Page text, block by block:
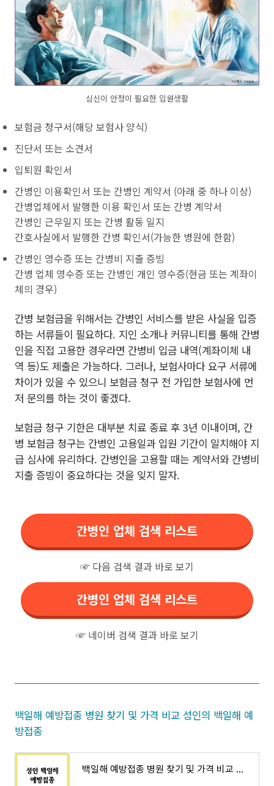
심신이 안정이 필요한 입원생활
보험금 청구서(해당 보험사 양식)
진단서 또는 소견서
입퇴원 확인서
간병인 이용확인서 또는 간병인 계약서 (아래 중 하나 이상)
간병업체에서 발행한 이용 확인서 또는 간병 계약서
간병인 근무일지 또는 간병 활동 일지
간호사실에서 발행한 간병 확인서(가능한 병원에 한함)
간병인 영수증 또는 간병비 지출 증빙
간병 업체 영수증 또는 간병인 개인 영수증(현금 또는 계좌이
체의 경우)
간병 보험금을 위해서는 간병인 서비스를 받은 사실을 입증
하는 서류들이 필요하다. 지인 소개나 커뮤니티를 통해 간병
인을 직접 고용한 경우라면 간병비 입금 내역(계좌이체 내
역 등)도 제출은 가능하다. 그러나, 보험사마다 요구 서류에
차이가 있을 수 있으니 보험금 청구 전 가입한 보험사에 먼
저 문의를 하는 것이 좋겠다.
보험금 청구 기한은 대부분 치료 종료 후 3년 이내이며, 간
병 보험금 청구는 간병인 고용일과 입원 기간이 일치해야 지
급 심사에 유리하다. 간병인을 고용할 때는 계약서와 간병비
지출 증빙이 중요하다는 것을 잊지 말자.
간병인 업체 검색 리스트
☞ 다음 검색 결과 바로 보기
간병인 업체 검색 리스트
☞ 네이버 검색 결과 바로 보기
백일해 예방접종 병원 찾기 및 가격 비교 성인의 백일해 예
방접종
백일해 예방접종 병원 찾기 및 가격 비교 성인의 백일해 예방접종